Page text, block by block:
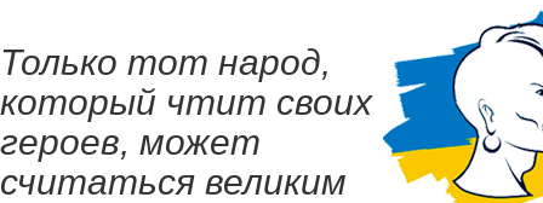
Только тот народ,
который чтит своих
героев, может
считаться великим